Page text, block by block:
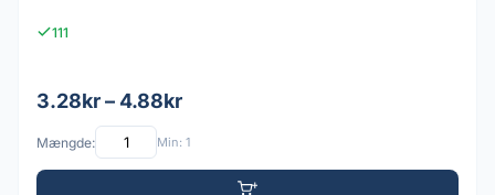
111
3.28kr – 4.88kr
Mængde: Min: 1